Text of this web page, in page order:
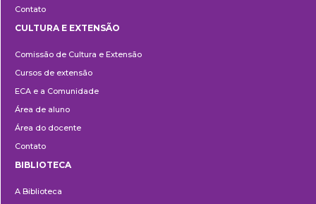
Contato
e
Extensão
CULTURA E EXTENSÃO
Comissão de Cultura e Extensão
Cursos de extensão
ECA e a Comunidade
Área de aluno
Área do docente
Contato
BIBLIOTECA
A Biblioteca